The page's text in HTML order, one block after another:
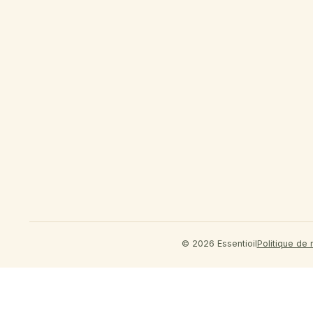
© 2026 EssentioilPolitique de